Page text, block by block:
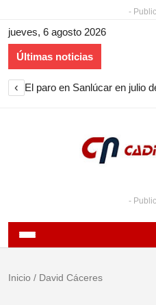
-
jueves, 6 agosto 2026
Últimas noticias
‹
-
Inicio / David Cáceres